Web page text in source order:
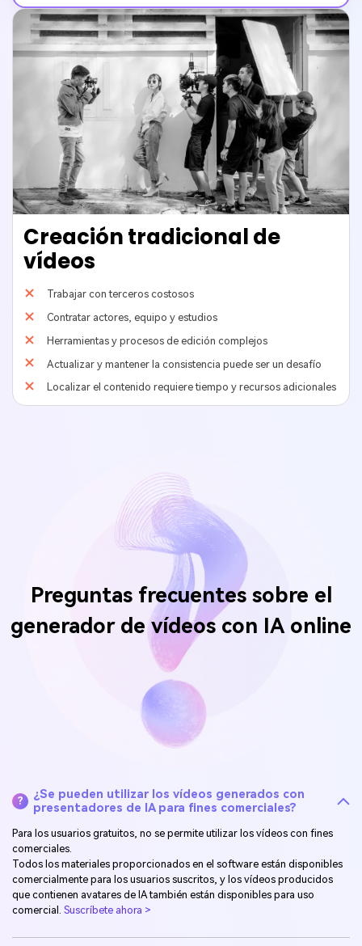
Creación tradicional de
vídeos
Trabajar con terceros costosos
Contratar actores, equipo y estudios
Herramientas y procesos de edición complejos
Actualizar y mantener la consistencia puede ser un desafío
Localizar el contenido requiere tiempo y recursos adicionales
Preguntas frecuentessobre el
generador de vídeos con IA online
?
¿Se pueden utilizar los vídeos generados con
presentadores de IA para fines comerciales?
Para los usuarios gratuitos, no se permite utilizar los vídeos con fines
comerciales.
Todos los materiales proporcionados en el software están disponibles
comercialmente para los usuarios suscritos, y los vídeos producidos
que contienen avatares de IA también están disponibles para uso
comercial. Suscríbete ahora >